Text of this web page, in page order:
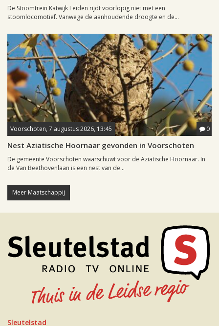
De Stoomtrein Katwijk Leiden rijdt voorlopig niet met een
stoomlocomotief. Vanwege de aanhoudende droogte en de...
Voorschoten, 7 augustus 2026, 13:45 0
Nest Aziatische Hoornaar gevonden in Voorschoten
De gemeente Voorschoten waarschuwt voor de Aziatische Hoornaar. In
de Van Beethovenlaan is een nest van de...
Meer Maatschappij
Sleutelstad